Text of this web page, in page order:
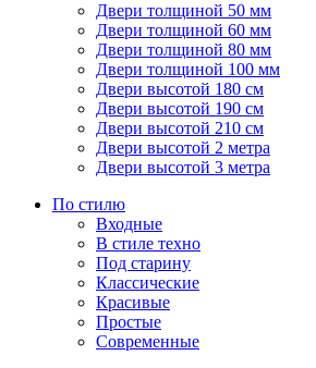
Двери толщиной 50 мм
Двери толщиной 60 мм
Двери толщиной 80 мм
Двери толщиной 100 мм
Двери высотой 180 см
Двери высотой 190 см
Двери высотой 210 см
Двери высотой 2 метра
Двери высотой 3 метра
По стилю
Входные
В стиле техно
Под старину
Классические
Красивые
Простые
Современные